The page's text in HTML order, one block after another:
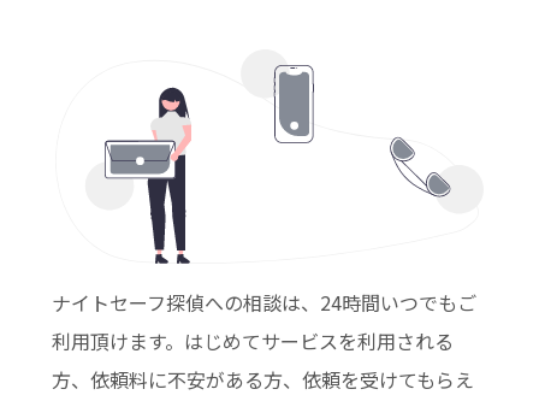
ナイトセーフ探偵への相談は、24時間いつでもご
利用頂けます。はじめてサービスを利用される
方、依頼料に不安がある方、依頼を受けてもらえ